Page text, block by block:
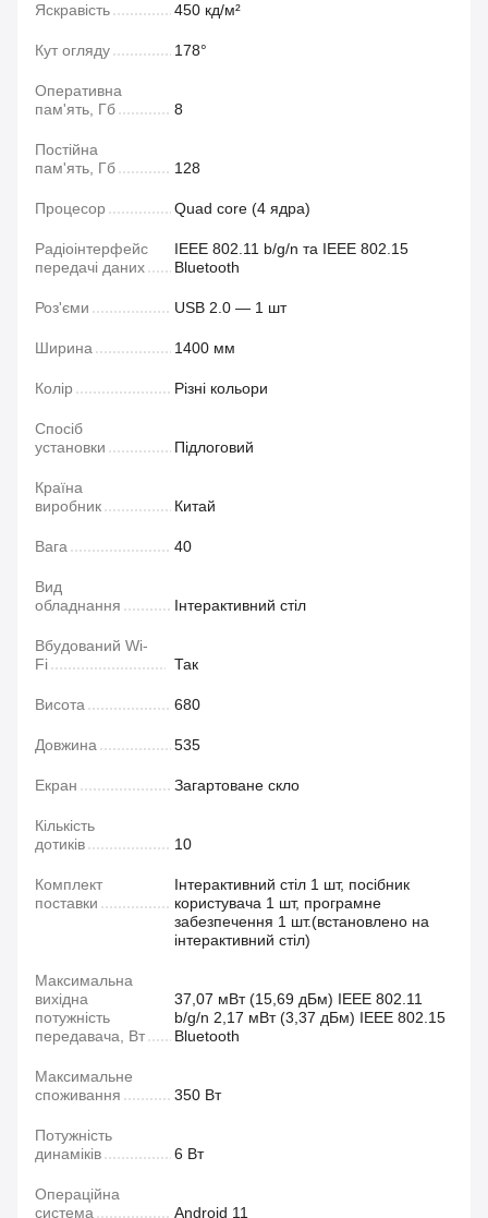
Яскравість 450 кд/м²
Кут огляду 178°
Оперативна
пам'ять, Гб
8
Постійна
пам'ять, Гб
128
Процесор Quad core (4 ядра)
Радіоінтерфейс
передачі даних
IEEE 802.11 b/g/n та IEEE 802.15
Bluetooth
Роз'єми USB 2.0 — 1 шт
Ширина 1400 мм
Колір Різні кольори
Спосіб
установки
Підлоговий
Країна
виробник
Китай
Вага 40
Вид
обладнання
Інтерактивний стіл
Вбудований Wi-
Fi
Так
Висота 680
Довжина 535
Екран Загартоване скло
Кількість
дотиків
10
Комплект
поставки
Інтерактивний стіл 1 шт, посібник
користувача 1 шт, програмне
забезпечення 1 шт.(встановлено на
інтерактивний стіл)
Максимальна
вихідна
потужність
передавача, Вт
37,07 мВт (15,69 дБм) ІЕЕЕ 802.11
b/g/n 2,17 мВт (3,37 дБм) ІЕЕЕ 802.15
Bluetooth
Максимальне
споживання
350 Вт
Потужність
динаміків
6 Вт
Операційна
система
Android 11